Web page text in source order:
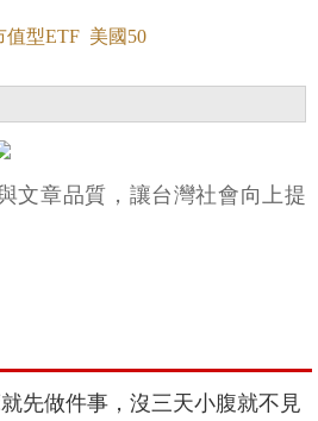
值型ETF 美國50
文章品質，讓台灣社會向上提
先做件事，沒三天小腹就不見